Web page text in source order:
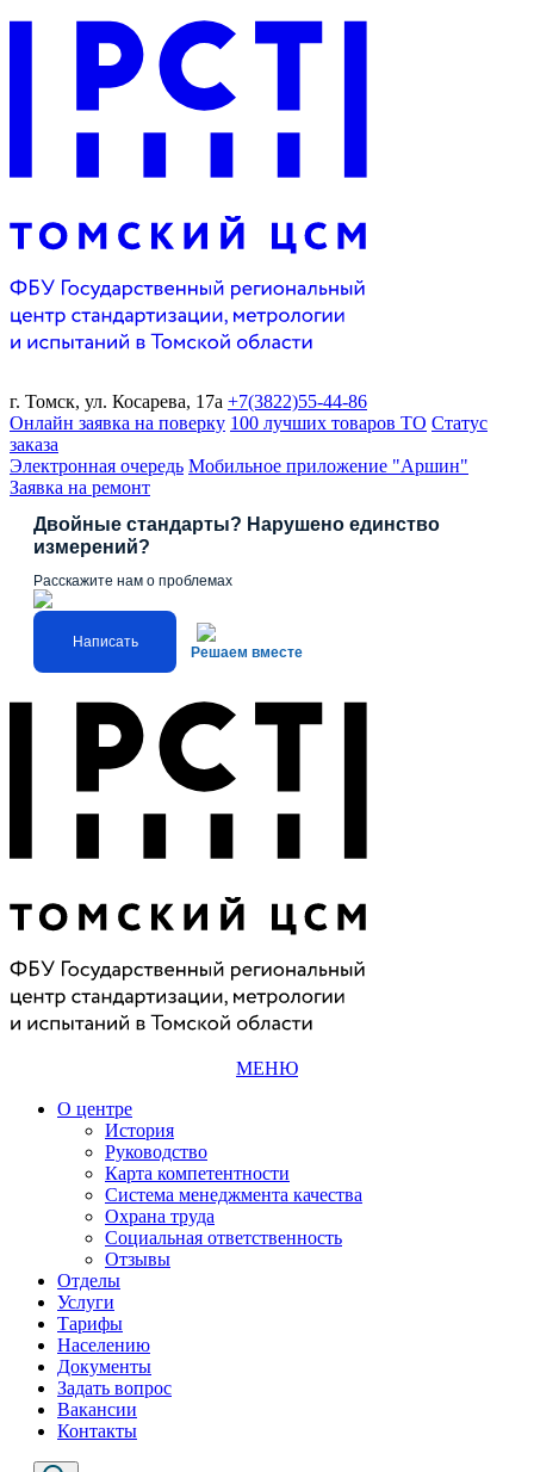
г. Томск, ул. Косарева, 17а +7(3822)55-44-86
Онлайн заявка на поверку 100 лучших товаров ТО Статус
заказа
Электронная очередь Мобильное приложение "Аршин"
Заявка на ремонт
Двойные стандарты? Нарушено единство
измерений?
Расскажите нам о проблемах
Написать
Решаем вместе
МЕНЮ
О центре
История
Руководство
Карта компетентности
Система менеджмента качества
Охрана труда
Социальная ответственность
Отзывы
Отделы
Услуги
Тарифы
Населению
Документы
Задать вопрос
Вакансии
Контакты